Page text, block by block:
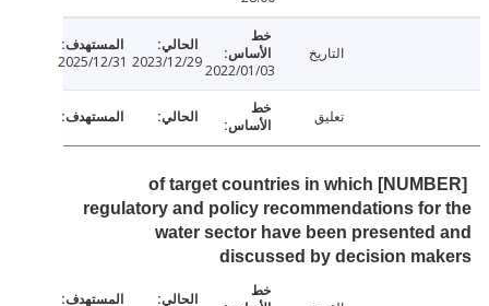
2022/01/03
2023/12/29
2025/12/31
[NUMBER] of target countries in which
regulatory and policy recommendations
water sector have been
discussed by decision